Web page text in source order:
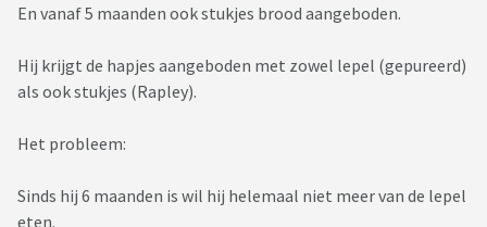
En vanaf 5 maanden ook stukjes brood aangeboden.
Hij krijgt de hapjes aangeboden met zowel lepel (gepureerd)
als ook stukjes (Rapley).
Het probleem:
Sinds hij 6 maanden is wil hij helemaal niet meer van de lepel
eten.